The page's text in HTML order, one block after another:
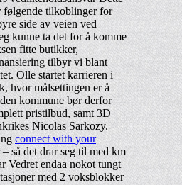
følgende tilkoblinger for
side av veien ved
kunne ta det for å komme
fitte butikker,
tilbyr vi blant
Olle startet karrieren i
hvor målsettingen er å
kommune bør derfor
pristilbud, samt 3D
Nicolas Sarkozy.
connect with your
så det drar seg til med km
Vedret endaa nokot tungt
med 2 voksblokker